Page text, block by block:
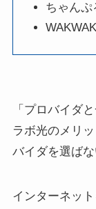
ちゃんぷ
WAKWAK
「プロバイダ
ラボ光のメリ
バイダを選ばな
インターネッ